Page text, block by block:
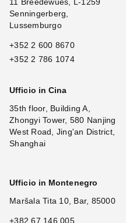
11 Breedewues, L-1259
Senningerberg,
Lussemburgo
+352 2 600 8670
+352 2 786 1074
Ufficio in Cina
35th floor, Building A,
Zhongyi Tower, 580 Nanjing
West Road, Jing'an District,
Shanghai
Ufficio in Montenegro
Maršala Tita 10, Bar, 85000
+382 67 146 005